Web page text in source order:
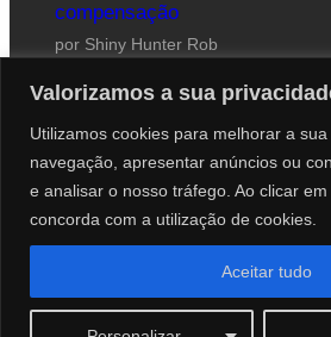
Valorizamos a sua
Utilizamos cookies para melhorar a
navegação, apresentar anúncios ou
e analisar o nosso tráfego. Ao clicar em
concorda com a utilização de cookies.
Aceitar tudo
compensação
por Shiny Hunter Rob
Website desenhado por Roberto
© 2012-2026 PokéCenter Blog